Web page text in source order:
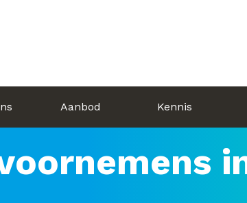
Aanbod Kennis